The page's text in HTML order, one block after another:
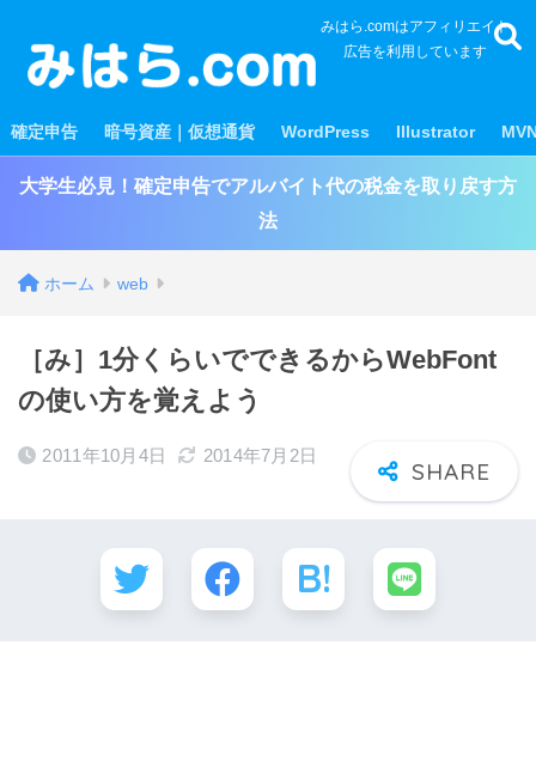
みはら.comはアフィリエイト
広告を利用しています
確定申告 暗号資産｜仮想通貨 WordPress Illustrator
大学生必見！確定申告でアルバイト代の税金を取り戻す方
法
ホーム web
［み］1分くらいでできるからWebFont
の使い方を覚えよう
2011年10月4日 2014年7月2日